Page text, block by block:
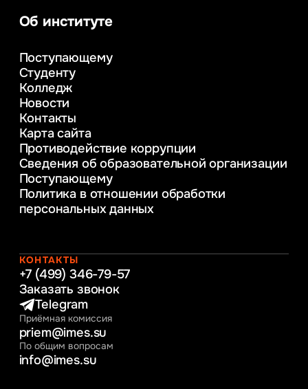
аналитика
Управление в сфере коммерческой
Психолого-педагогическое
консультирование и медиация
в образовании
Веб-дизайн
Управление инновационным развитием
предприятия
Уголовное право
Информационные технологии в бизнесе
Информационное и программное
обеспечение бизнес процессов
Управление человеческими ресурсами
Интернет-маркетинг
Об институте
Поступающему
Студенту
Колледж
Новости
Контакты
Карта сайта
Противодействие коррупции
Сведения об образовательной организации
Поступающему
Политика в отношении обработки
персональных данных
КОНТАКТЫ
+7 (499) 346-79-57
Заказать звонок
Telegram
Приёмная комиссия
priem@imes.su
По общим вопросам
info@imes.su